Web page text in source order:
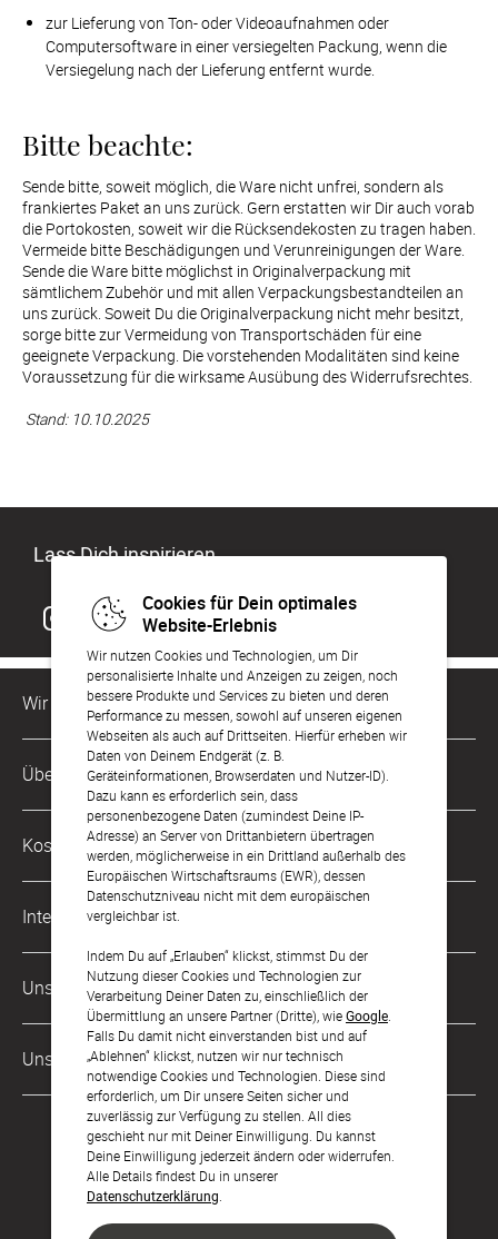
Cookies für Dein optimales
Website-Erlebnis
Wir nutzen Cookies und Technologien, um Dir
personalisierte Inhalte und Anzeigen zu zeigen, noch
bessere Produkte und Services zu bieten und deren
Performance zu messen, sowohl auf unseren eigenen
Webseiten als auch auf Drittseiten. Hierfür erheben wir
Daten von Deinem Endgerät (z. B.
Geräteinformationen, Browserdaten und Nutzer-ID).
Dazu kann es erforderlich sein, dass
personenbezogene Daten (zumindest Deine IP-
Adresse) an Server von Drittanbietern übertragen
werden, möglicherweise in ein Drittland außerhalb des
Europäischen Wirtschaftsraums (EWR), dessen
Datenschutzniveau nicht mit dem europäischen
vergleichbar ist.
Indem Du auf „Erlauben“ klickst, stimmst Du der
Nutzung dieser Cookies und Technologien zur
Verarbeitung Deiner Daten zu, einschließlich der
Übermittlung an unsere Partner (Dritte), wieGoogle
Falls Du damit nicht einverstanden bist und auf
„Ablehnen“ klickst, nutzen wir nur technisch
notwendige Cookies und Technologien. Diese sind
erforderlich, um Dir unsere Seiten sicher und
zuverlässig zur Verfügung zu stellen. All dies
geschieht nur mit Deiner Einwilligung. Du kannst
Deine Einwilligung jederzeit ändern oder widerrufen.
Alle Details findest Du in unserer
Datenschutzerklärung
zur Lieferung von Ton- oder Videoaufnahmen oder
Computersoftware in einer versiegelten Packung, wenn die
Versiegelung nach der Lieferung entfernt wurde.
Bitte beachte:
Sende bitte, soweit möglich, die Ware nicht unfrei, sondern als
frankiertes Paket an uns zurück. Gern erstatten wir Dir auch vorab
die Portokosten, soweit wir die Rücksendekosten zu tragen haben.
Vermeide bitte Beschädigungen und Verunreinigungen der Ware.
Sende die Ware bitte möglichst in Originalverpackung mit
sämtlichem Zubehör und mit allen Verpackungsbestandteilen an
uns zurück. Soweit Du die Originalverpackung nicht mehr besitzt,
sorge bitte zur Vermeidung von Transportschäden für eine
geeignete Verpackung. Die vorstehenden Modalitäten sind keine
Voraussetzung für die wirksame Ausübung des Widerrufsrechtes.
Stand: 10.10.2025
Lass Dich inspirieren
Wir sind für Dich da
Kundenservice-Hotline
0221 956 725 10
Mo. - Fr. von 9 bis 17 Uhr
kontakt@sendmoments.de
Über Uns
Philosophie
Karriere
Impressum
AGB & Widerrufsrecht
Zahlung & Versand
Datenschutz
Barrierefreiheitserklärung
LLM's
Kostenlose Services
Musterkarten
Digitale Gästelisten
FAQ & Hilfe
International
Österreich
Schweiz
Frankreich
Unsere Zahlungsarten
Unsere Partner